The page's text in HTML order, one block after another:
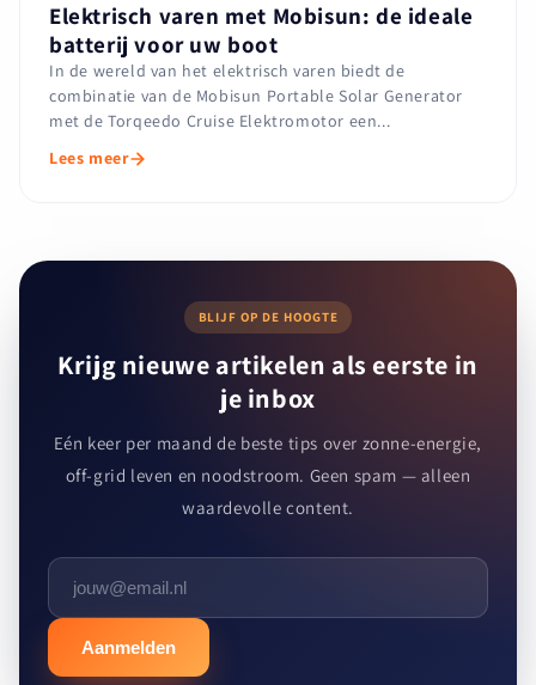
Elektrisch varen met Mobisun: de ideale
batterij voor uw boot
In de wereld van het elektrisch varen biedt de
combinatie van de Mobisun Portable Solar Generator
met de Torqeedo Cruise Elektromotor een...
Lees meer
BLIJF OP DE HOOGTE
Krijg nieuwe artikelen als eerste in
je inbox
Eén keer per maand de beste tips over zonne-energie,
off-grid leven en noodstroom. Geen spam — alleen
waardevolle content.
Aanmelden